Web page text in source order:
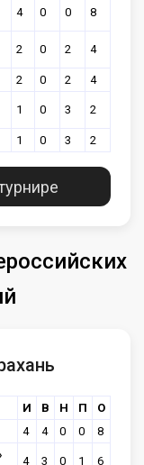
4 0 0 8
2 0 2 4
2 0 2 4
1 0 3 2
1 0 3 2
И В Н П
О
4 4 0 0 8
4 3 0 1 6